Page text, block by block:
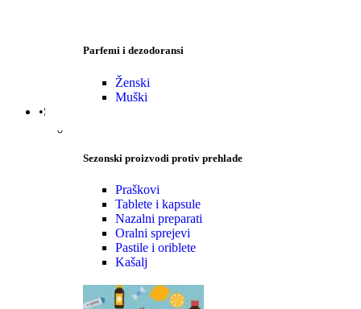
Parfemi i dezodoransi
Ženski
Muški
•Sezonski proizvodi
Sezonski proizvodi protiv prehlade
Praškovi
Tablete i kapsule
Nazalni preparati
Oralni sprejevi
Pastile i oriblete
Kašalj